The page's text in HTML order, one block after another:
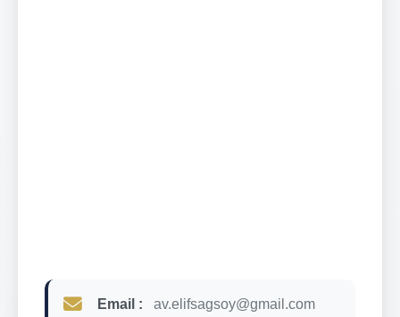
Email : av.elifsagsoy@gmail.com